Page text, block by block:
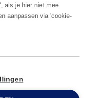
Privacy & cookies
als je hier niet mee
aanpassen via 'cookie-